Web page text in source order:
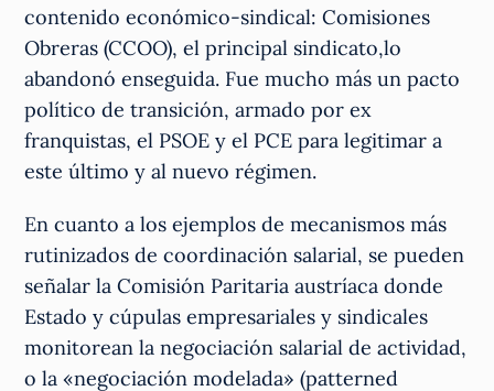
contenido económico-sindical: Comisiones
Obreras (CCOO), el principal sindicato,lo
abandonó enseguida. Fue mucho más un pacto
político de transición, armado por ex
franquistas, el PSOE y el PCE para legitimar a
este último y al nuevo régimen.
En cuanto a los ejemplos de mecanismos más
rutinizados de coordinación salarial, se pueden
señalar la Comisión Paritaria austríaca donde
Estado y cúpulas empresariales y sindicales
monitorean la negociación salarial de actividad,
o la «negociación modelada» (patterned